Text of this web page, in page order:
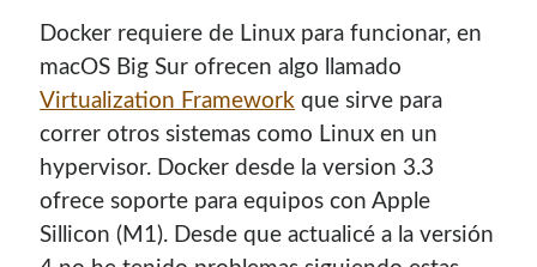
Docker requiere de Linux para funcionar, en
macOS Big Sur ofrecen algo llamado
Virtualization Framework que sirve para
correr otros sistemas como Linux en un
hypervisor. Docker desde la version 3.3
ofrece soporte para equipos con Apple
Sillicon (M1). Desde que actualicé a la versión